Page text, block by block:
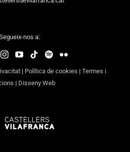
nos a:
| Política de cookies | Termes i
| Disseny Web